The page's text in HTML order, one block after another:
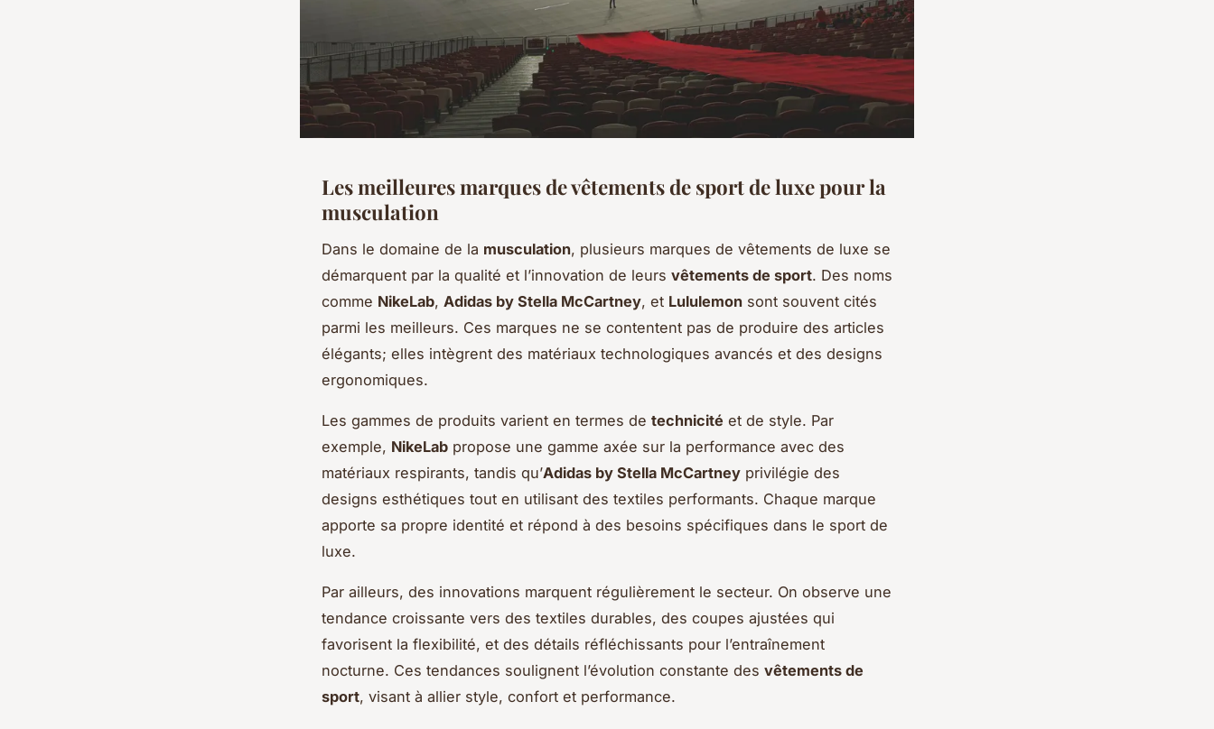
Les meilleures marques de vêtements de sport de luxe pour la
musculation
Dans le domaine de la musculation, plusieurs marques de vêtements de luxe se
démarquent par la qualité et l’innovation de leurs vêtements de sport. Des noms
comme NikeLab, Adidas by Stella McCartney, et Lululemon sont souvent cités
parmi les meilleurs. Ces marques ne se contentent pas de produire des articles
élégants; elles intègrent des matériaux technologiques avancés et des designs
ergonomiques.
Les gammes de produits varient en termes de technicité et de style. Par
exemple, NikeLab propose une gamme axée sur la performance avec des
matériaux respirants, tandis qu’Adidas by Stella McCartney privilégie des
designs esthétiques tout en utilisant des textiles performants. Chaque marque
apporte sa propre identité et répond à des besoins spécifiques dans le sport de
luxe.
Par ailleurs, des innovations marquent régulièrement le secteur. On observe une
tendance croissante vers des textiles durables, des coupes ajustées qui
favorisent la flexibilité, et des détails réfléchissants pour l’entraînement
nocturne. Ces tendances soulignent l’évolution constante des vêtements de
sport, visant à allier style, confort et performance.